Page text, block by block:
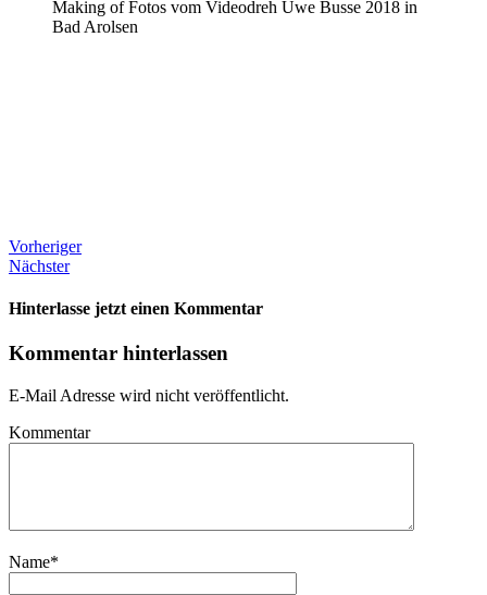
Making of Fotos vom Videodreh Uwe Busse 2018 in
Bad Arolsen
Vorheriger
Nächster
Hinterlasse jetzt einen Kommentar
Kommentar hinterlassen
E-Mail Adresse wird nicht veröffentlicht.
Kommentar
Name*